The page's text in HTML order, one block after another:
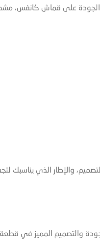
الجودة على قماش كانفس،
والإطار الذي يناسبك
والتصميم المميز في